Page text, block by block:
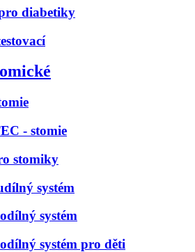
diabetiky
- stomie
stomiky
systém
systém
systém pro děti